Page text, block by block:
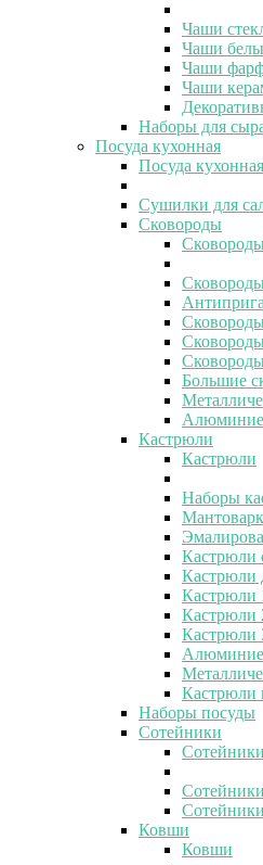
Чаши
Чаши
Чаши
Чаши
Наборы для
Посуда кухонная
Посуда кухонная
Сушилки для
Сковороды
Большие
Кастрюли
Кастрюли
Наборы
Кастрюли
Кастрюли
Кастрюли
Кастрюли
Кастрюли
Кастрюли
Наборы посуды
Сотейники
Сотейники
Ковши
Ковши